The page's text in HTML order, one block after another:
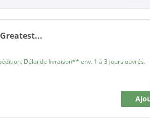
Délai de livraison** env. 1 à 3 jours ouvrés.